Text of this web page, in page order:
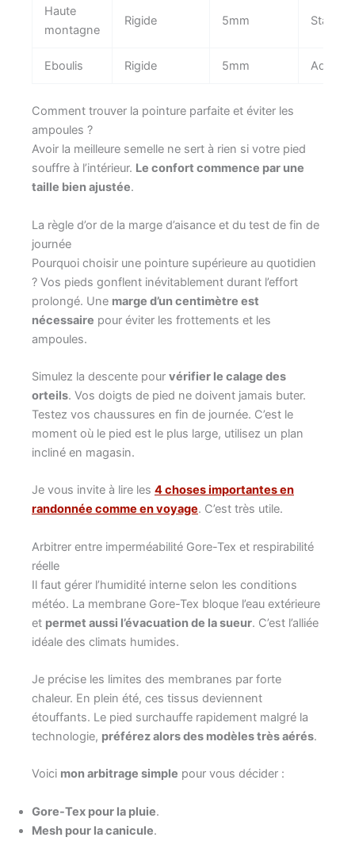
Haute
montagne
Rigide 5mm Stabilité
Eboulis Rigide 5mm
Comment trouver la pointure parfaite et éviter les
ampoules ?
Avoir la meilleure semelle ne sert à rien si votre pied
souffre à l’intérieur. Le confort commence par une
taille bien ajustée.
La règle d’or de la marge d’aisance et du test de fin de
journée
Pourquoi choisir une pointure supérieure au quotidien
? Vos pieds gonflent inévitablement durant l’effort
prolongé. Une marge d’un centimètre est
nécessaire pour éviter les frottements et les
ampoules.
Simulez la descente pour vérifier le calage des
orteils. Vos doigts de pied ne doivent jamais buter.
Testez vos chaussures en fin de journée. C’est le
moment où le pied est le plus large, utilisez un plan
incliné en magasin.
Je vous invite à lire les 4 choses importantes en
randonnée comme en voyage. C’est très utile.
Arbitrer entre imperméabilité Gore-Tex et respirabilité
réelle
Il faut gérer l’humidité interne selon les conditions
météo. La membrane Gore-Tex bloque l’eau extérieure
et permet aussi l’évacuation de la sueur. C’est l’alliée
idéale des climats humides.
Je précise les limites des membranes par forte
chaleur. En plein été, ces tissus deviennent
étouffants. Le pied surchauffe rapidement malgré la
technologie, préférez alors des modèles très aérés.
Voici mon arbitrage simple pour vous décider :
Gore-Tex pour la pluie.
Mesh pour la canicule.